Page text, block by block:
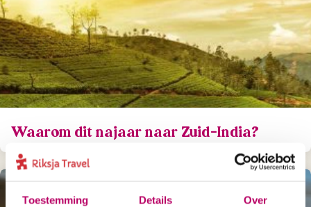
Toestemming Details Over
Waarom dit najaar naar Zuid-India?